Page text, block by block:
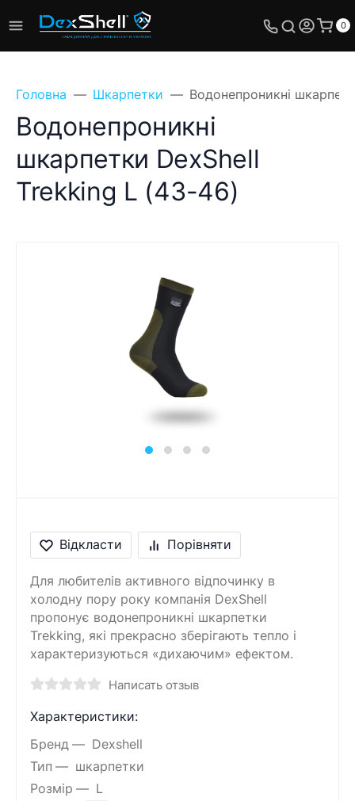
0
Головна Шкарпетки Водонепроникні
Водонепроникні
шкарпетки DexShell
Trekking L (43-46)
Відкласти Порівняти
Для любителів активного відпочинку в
холодну пору року компанія DexShell
пропонує водонепроникні шкарпетки
Trekking, які прекрасно зберігають тепло і
характеризуються «дихаючим» ефектом.
Написать отзыв
Характеристики:
Бренд
Dexshell
Тип
шкарпетки
Розмір
L